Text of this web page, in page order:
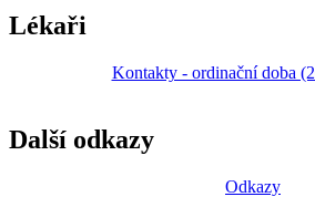
Lékaři
Kontakty - ordinační doba
Další odkazy
Odkazy